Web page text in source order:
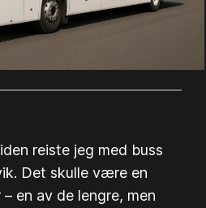
reiste jeg med buss
Det skulle være en
en av de lengre, men